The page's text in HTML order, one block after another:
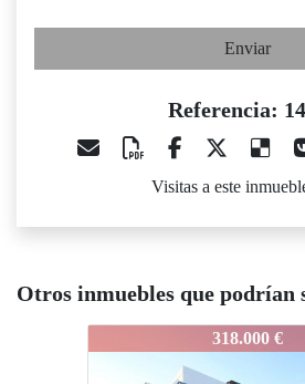
Enviar
Referencia:
Visitas a este
Otros inmuebles que podrían
290.000 €